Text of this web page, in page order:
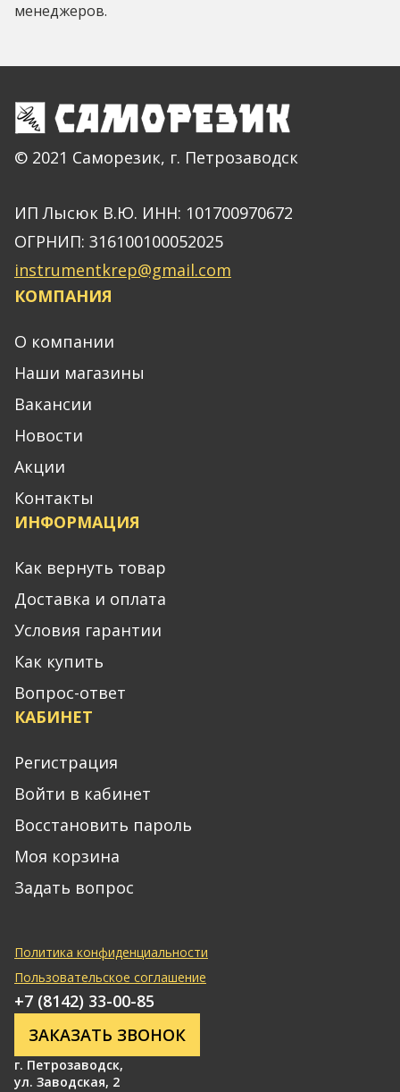
менеджеров.
© 2021 Саморезик, г. Петрозаводск
ИП Лысюк В.Ю. ИНН: 101700970672
ОГРНИП: 316100100052025
instrumentkrep@gmail.com
КОМПАНИЯ
О компании
Наши магазины
Вакансии
Новости
Акции
Контакты
ИНФОРМАЦИЯ
Как вернуть товар
Доставка и оплата
Условия гарантии
Как купить
Вопрос-ответ
КАБИНЕТ
Регистрация
Войти в кабинет
Восстановить пароль
Моя корзина
Задать вопрос
Политика конфиденциальности
Пользовательское соглашение
г. Петрозаводск,
ул. Заводская, 2
+7 (8142) 33-00-85
ЗАКАЗАТЬ ЗВОНОК